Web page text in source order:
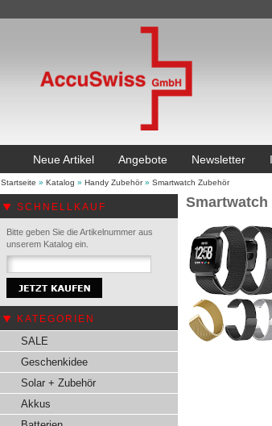
Neue Artikel Angebote Newsletter
Startseite » Katalog » Handy Zubehör» Smartwatch Zubehör
SCHNELLKAUF
Bitte geben Sie die Artikelnummer aus
unserem Katalog ein.
KATEGORIEN
SALE
Geschenkidee
Solar + Zubehör
Akkus
Smartwatch